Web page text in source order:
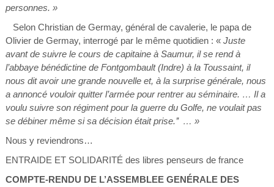
personnes. »
Selon Christian de Germay, général de cavalerie, le papa de
Olivier de Germay, interrogé par le même quotidien : « Juste
avant de suivre le cours de capitaine à Saumur, il se rend à
l’abbaye bénédictine de Fontgombault (Indre) à la Toussaint, il
nous dit avoir une grande nouvelle et, à la surprise générale, nous
a annoncé vouloir quitter l’armée pour rentrer au séminaire. … Il a
voulu suivre son régiment pour la guerre du Golfe, ne voulait pas
se débiner même si sa décision était prise.’’ … »
Nous y reviendrons…
ENTRAIDE ET SOLIDARITÉ des libres penseurs de france
COMPTE-RENDU DE L’ASSEMBLEE GENÉRALE DES